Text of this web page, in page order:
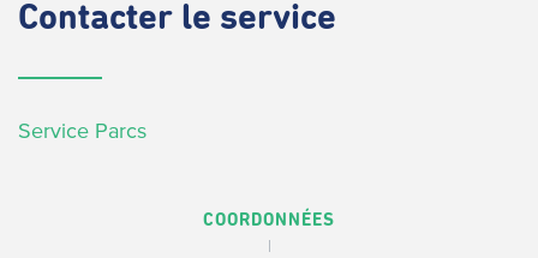
Contacter le service
Service Parcs
COORDONNÉES